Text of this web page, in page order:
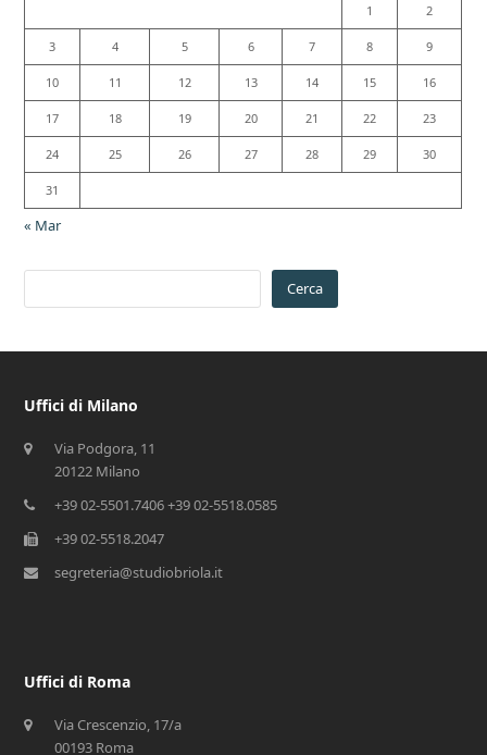
1
2
3 4 5 6 7 8 9
10 11 12 13 14 15 16
17 18 19 20 21 22 23
24 25 26 27 28 29 30
31
« Mar
Cerca
Uffici di Milano
Via Podgora, 11
20122 Milano
+39 02-5501.7406 +39 02-5518.0585
+39 02-5518.2047
segreteria@studiobriola.it
Uffici di Roma
Via Crescenzio, 17/a
00193 Roma